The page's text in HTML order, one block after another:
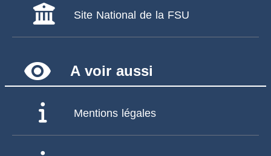
Site National de la FSU
remove_red_eye A voir aussi
Mentions légales